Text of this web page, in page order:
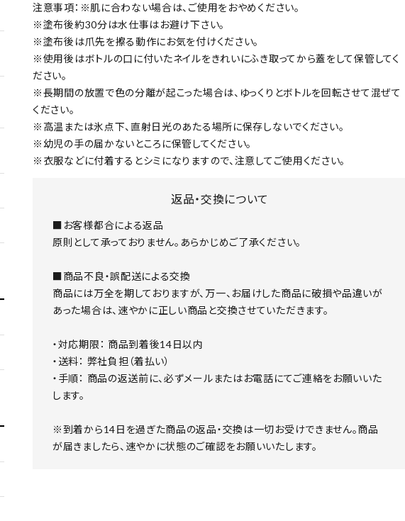
注意事項：※肌に合わない場合は、ご使用をおやめください。
※塗布後約30分は水仕事はお避け下さい。
※塗布後は爪先を擦る動作にお気を付けください。
※使用後はボトルの口に付いたネイルをきれいにふき取ってから蓋をして保管してく
ださい。
※長期間の放置で色の分離が起こった場合は、ゆっくりとボトルを回転させて混ぜて
ください。
※高温または氷点下、直射日光のあたる場所に保存しないでください。
※幼児の手の届かないところに保管してください。
※衣服などに付着するとシミになりますので、注意してご使用ください。
返品・交換について
■お客様都合による返品
原則として承っておりません。あらかじめご了承ください。
■商品不良・誤配送による交換
商品には万全を期しておりますが、万一、お届けした商品に破損や品違いが
あった場合は、速やかに正しい商品と交換させていただきます。
・対応期限： 商品到着後14日以内
・送料： 弊社負担（着払い）
・手順： 商品の返送前に、必ずメールまたはお電話にてご連絡をお願いいた
します。
※到着から14日を過ぎた商品の返品・交換は一切お受けできません。商品
が届きましたら、速やかに状態のご確認をお願いいたします。